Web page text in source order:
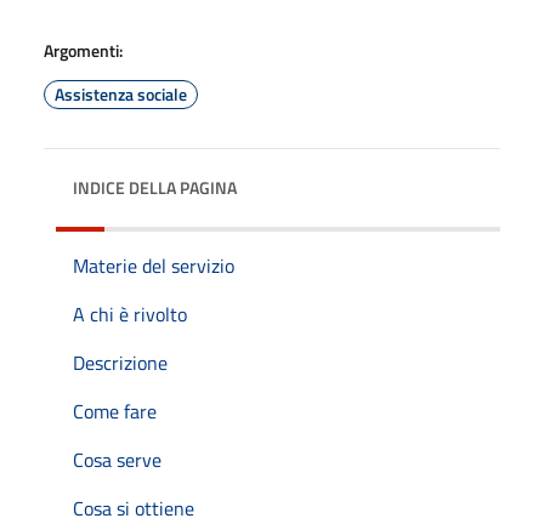
Argomenti:
Assistenza sociale
INDICE DELLA PAGINA
Materie del servizio
A chi è rivolto
Descrizione
Come fare
Cosa serve
Cosa si ottiene